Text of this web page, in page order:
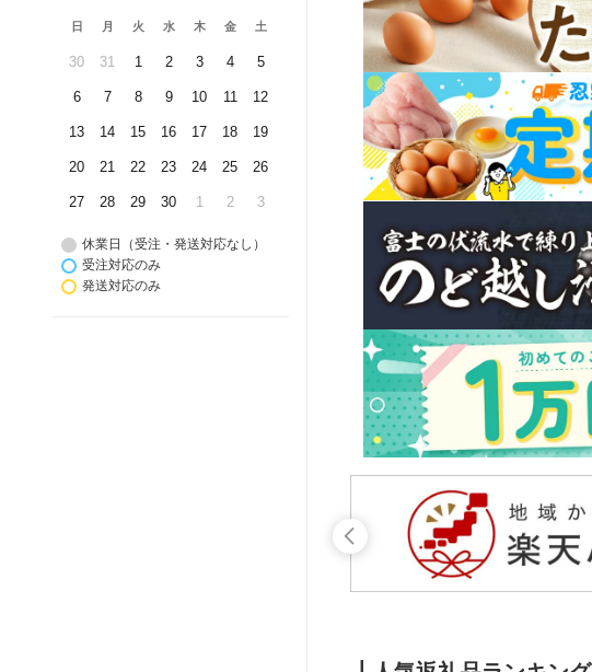
日 月 火 水 木 金 土
30 31 1 2 3 4 5
6 7 8 9 10 11 12
13 14 15 16 17 18 19
20 21 22 23 24 25 26
27 28 29 30 1 2 3
休業日（受注・発送対応なし）
受注対応のみ
発送対応のみ